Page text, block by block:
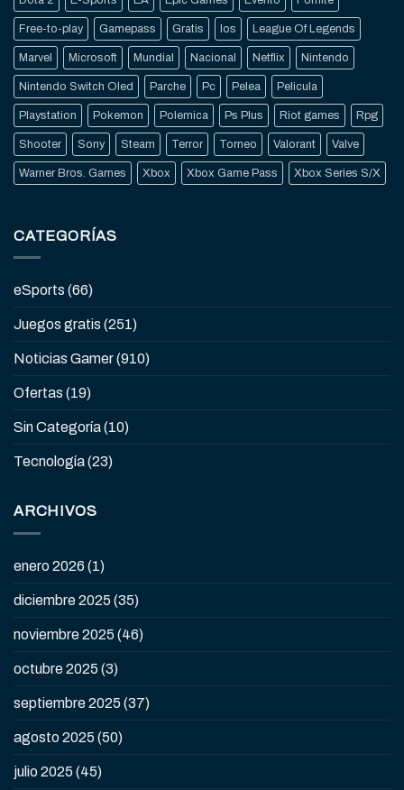
Free-to-play Gamepass Gratis Ios League Of Legends
Marvel Microsoft Mundial Nacional Netflix Nintendo
Nintendo Switch Oled Parche Pc Pelea Pelicula
Playstation Pokemon Polemica Ps Plus Riot games Rpg
Shooter Sony Steam Terror Torneo Valorant Valve
Warner Bros. Games Xbox Xbox Game Pass Xbox Series S/X
CATEGORÍAS
eSports (66)
Juegos gratis (251)
Noticias Gamer(910)
Ofertas (19)
Sin Categoría(10)
Tecnología(23)
ARCHIVOS
enero 2026 (1)
diciembre 2025 (35)
noviembre 2025 (46)
octubre 2025 (3)
septiembre 2025 (37)
agosto 2025 (50)
julio 2025 (45)